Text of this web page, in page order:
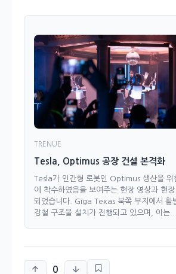
TRENUE
Tesla, Optimus 공장 건설 본격화
Tesla가 인간형 로봇인 Optimus 생산을 위
에 착수하였음을 보여주는 현장 영상과 현
되었습니다. Giga Texas 북쪽 부지에서 활
강철 구조물 설치가 진행되고 있으며, 이는...
0